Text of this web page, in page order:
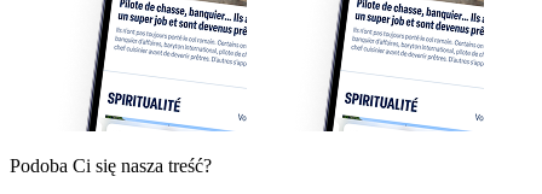
Podoba Ci się nasza treść?